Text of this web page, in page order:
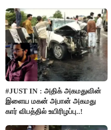
#JUST IN : அதிக் அகமதுவின்
இளைய மகன் அபான் அகமது
கார் விபத்தில் உயிரிழப்பு..!